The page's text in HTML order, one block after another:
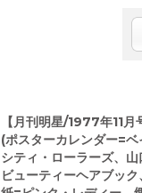
【月刊明星/1977年11月
(ポスターカレンダー=ベ
シティ・ローラーズ、
ビューティーヘアブッ